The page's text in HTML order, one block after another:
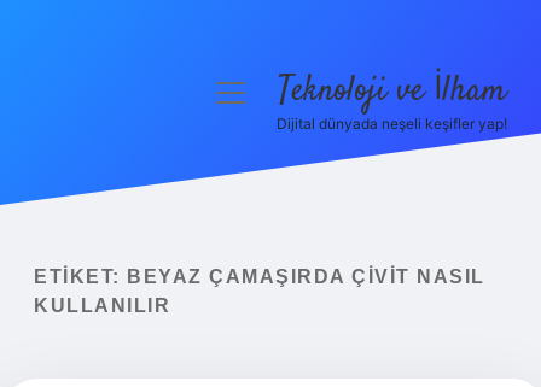
Yasal Uyarı
menüyüTeknoloji ve İlham
Dijital dünyada neşeli keşifler yap!
ETIKET:
BEYAZ ÇAMAŞIRDA ÇIVIT NASIL
KULLANILIR